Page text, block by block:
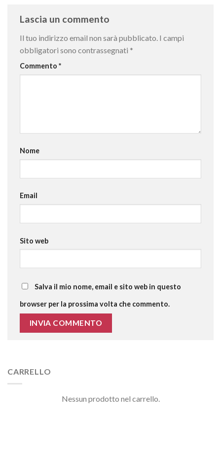
Lascia un commento
Il tuo indirizzo email non sarà pubblicato. I campi
obbligatori sono contrassegnati *
Commento *
Nome
Email
Sito web
Salva il mio nome, email e sito web in questo
browser per la prossima volta che commento.
CARRELLO
Nessun prodotto nel carrello.